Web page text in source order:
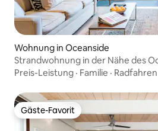
Wohnung in Oceanside
Strandwohnung in der Nähe des
Preis-Leistung · Familie · Radfahren
Gäste-Favorit
Gäste-Favorit